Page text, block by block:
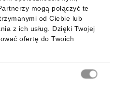
mogą połączyć te
od Ciebie lub
z ich usług. Dzięki Twojej
ofertę do Twoich
mobilną: